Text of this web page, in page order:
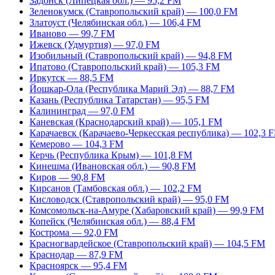
Зеленокумск (Ставропольский край) — 100,0 FM
Златоуст (Челябинская обл.) — 106,4 FM
Иваново — 99,7 FM
Ижевск (Удмуртия) — 97,0 FM
Изобильный (Ставропольский край) — 94,8 FM
Ипатово (Ставропольский край) — 105,3 FM
Иркутск — 88,5 FM
Йошкар-Ола (Республика Марий Эл) — 88,7 FM
Казань (Республика Татарстан) — 95,5 FM
Калининград — 97,0 FM
Каневская (Краснодарский край) — 105,1 FM
Карачаевск (Карачаево-Черкесская республика) — 102,3
Кемерово — 104,3 FM
Керчь (Республика Крым) — 101,8 FM
Кинешма (Ивановская обл.) — 90,8 FM
Киров — 90,8 FM
Кирсанов (Тамбовская обл.) — 102,2 FM
Кисловодск (Ставропольский край) — 95,0 FM
Комсомольск-на-Амуре (Хабаровский край) — 99,9 FM
Копейск (Челябинская обл.) — 88,4 FM
Кострома — 92,0 FM
Красногвардейское (Ставропольский край) — 104,5 FM
Краснодар — 87,9 FM
Красноярск — 95,4 FM